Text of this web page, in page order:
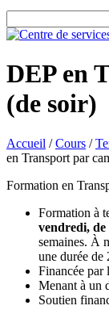
DEP en
(de soir)
Accueil /Cours /
en Transport par
Formation en
Formation à
vendredi, de
semaines. À
une durée de
Financée par
Menant à un
Soutien